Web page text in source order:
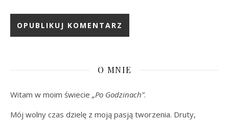
O MNIE
Witam w moim świecie „Po Godzinach”.
Mój wolny czas dzielę z moją pasją tworzenia. Druty,